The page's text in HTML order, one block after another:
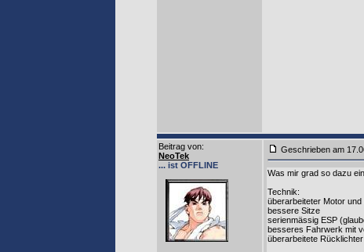
Beitrag von:
NeoTek
... ist OFFLINE
Geschrieben am
Was mir grad so dazu
Technik:
überarbeiteter Motor
bessere Sitze
serienmässig ESP
besseres Fahrwerk mit
überarbeitete